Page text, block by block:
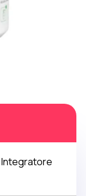
Integratore